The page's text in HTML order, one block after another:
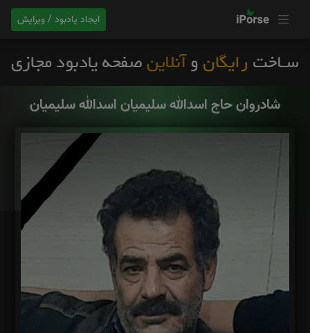
ایجاد یادبود / ویرایش
شادروان حاج اسدالله سلیمیان اسدالله سلیمیان